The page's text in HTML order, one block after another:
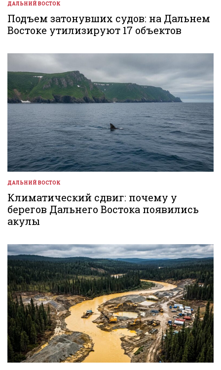
ОПУБЛИКОВАНО
В
ДАЛЬНИЙ ВОСТОК
Подъем затонувших судов: на Дальнем
Востоке утилизируют 17 объектов
ОПУБЛИКОВАНО
В
ДАЛЬНИЙ ВОСТОК
Климатический сдвиг: почему у
берегов Дальнего Востока появились
акулы